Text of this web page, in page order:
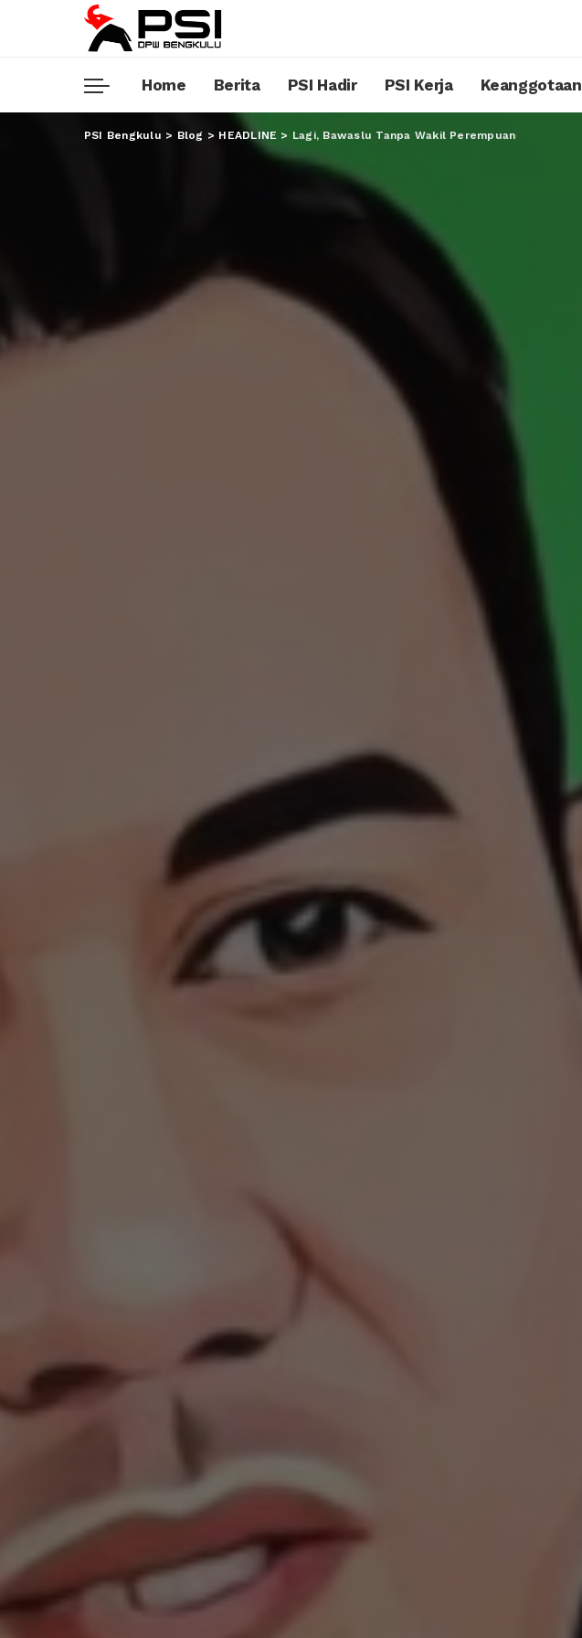
Home Berita PSI Hadir PSI Kerja Keanggotaan
PSI Bengkulu > Blog > HEADLINE > Lagi, Bawaslu Tanpa Wakil Perempuan